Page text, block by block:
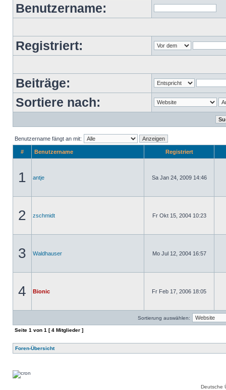
Benutzername:
Registriert:
Beiträge:
Sortiere nach:
Benutzername fängt an mit:
# Benutzername Registriert
1 antje Sa Jan 24, 2009 14:46
2 zschmidt Fr Okt 15, 2004 10:23
3 Waldhauser Mo Jul 12, 2004 16:57
4 Bionic Fr Feb 17, 2006 18:05
Sortierung auswählen:
Seite 1 von 1 [ 4 Mitglieder ]
Foren-Übersicht
Deutsche